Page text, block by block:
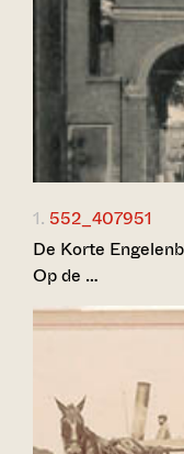
1. 552_407951
De Korte
Op de …